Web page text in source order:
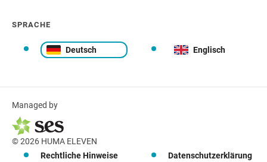
SPRACHE
Deutsch Englisch
Managed by
© 2026 HUMA ELEVEN
Rechtliche Hinweise
Datenschutzerklärung